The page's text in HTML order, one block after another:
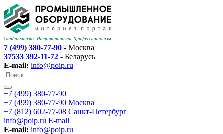
7 (499) 380-77-90 - Москва
37533 392-11-72 - Беларусь
E-mail: info@poip.ru
+7 (499) 380-77-90
+7 (499) 380-77-90 Москва
+7 (812) 602-77-08 Санкт-Петербург
info@poip.ru E-mail
E-mail: info@poip.ru